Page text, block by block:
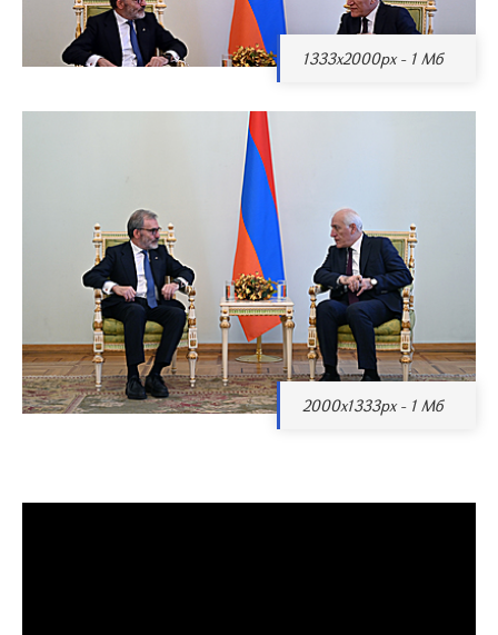
1333x2000px - 1 Мб
2000x1333px - 1 Мб